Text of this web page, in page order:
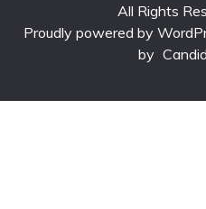
All Rights
Proudly powered by
by